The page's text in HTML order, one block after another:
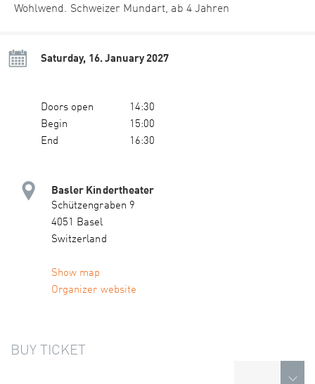
Wohlwend. Schweizer Mundart, ab 4 Jahren
Saturday, 16. January 2027
Doors open
14:30
Begin
15:00
End
16:30
Basler Kindertheater
Schützengraben 9
4051 Basel
Switzerland
Show map
Organizer website
BUY TICKET